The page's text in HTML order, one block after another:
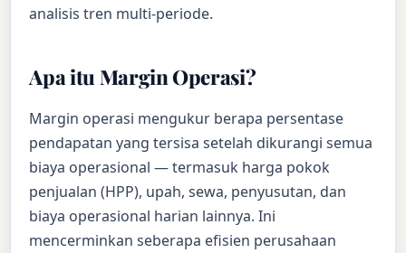
analisis tren multi-periode.
Apa itu Margin Operasi?
Margin operasi mengukur berapa persentase
pendapatan yang tersisa setelah dikurangi semua
biaya operasional — termasuk harga pokok
penjualan (HPP), upah, sewa, penyusutan, dan
biaya operasional harian lainnya. Ini
mencerminkan seberapa efisien perusahaan